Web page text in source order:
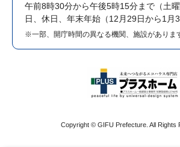
午前8時30分から午後5時15分まで （土
日、休日、年末年始（12月29日から1月3
※一部、開庁時間の異なる機関、施設がありま
Copyright © GIFU Prefecture. All Rights